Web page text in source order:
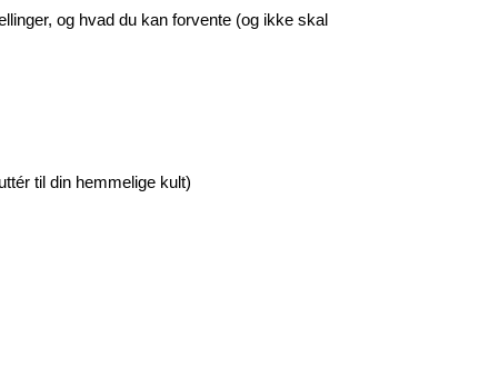
og hvad du kan forvente (og ikke skal
til din hemmelige kult)